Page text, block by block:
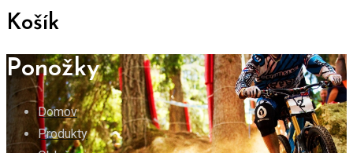
Košík
Ponožky
Domov
Produkty